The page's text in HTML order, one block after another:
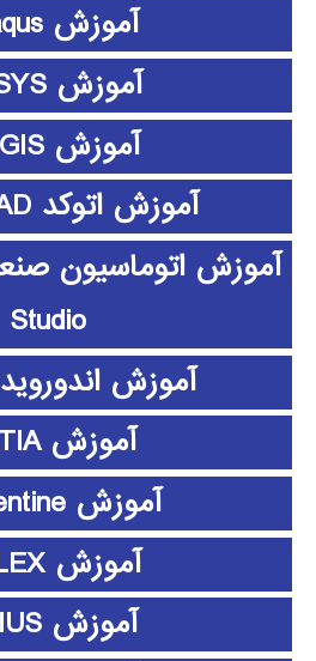
آموزش abaqus
آموزش ANSYS
آموزش ArcGIS
آموزش اتوکد AUTOCAD
Studio
آموزش اندوروید android
آموزش CATIA
آموزش clementine
آموزش CPLEX
آموزش EDIUS